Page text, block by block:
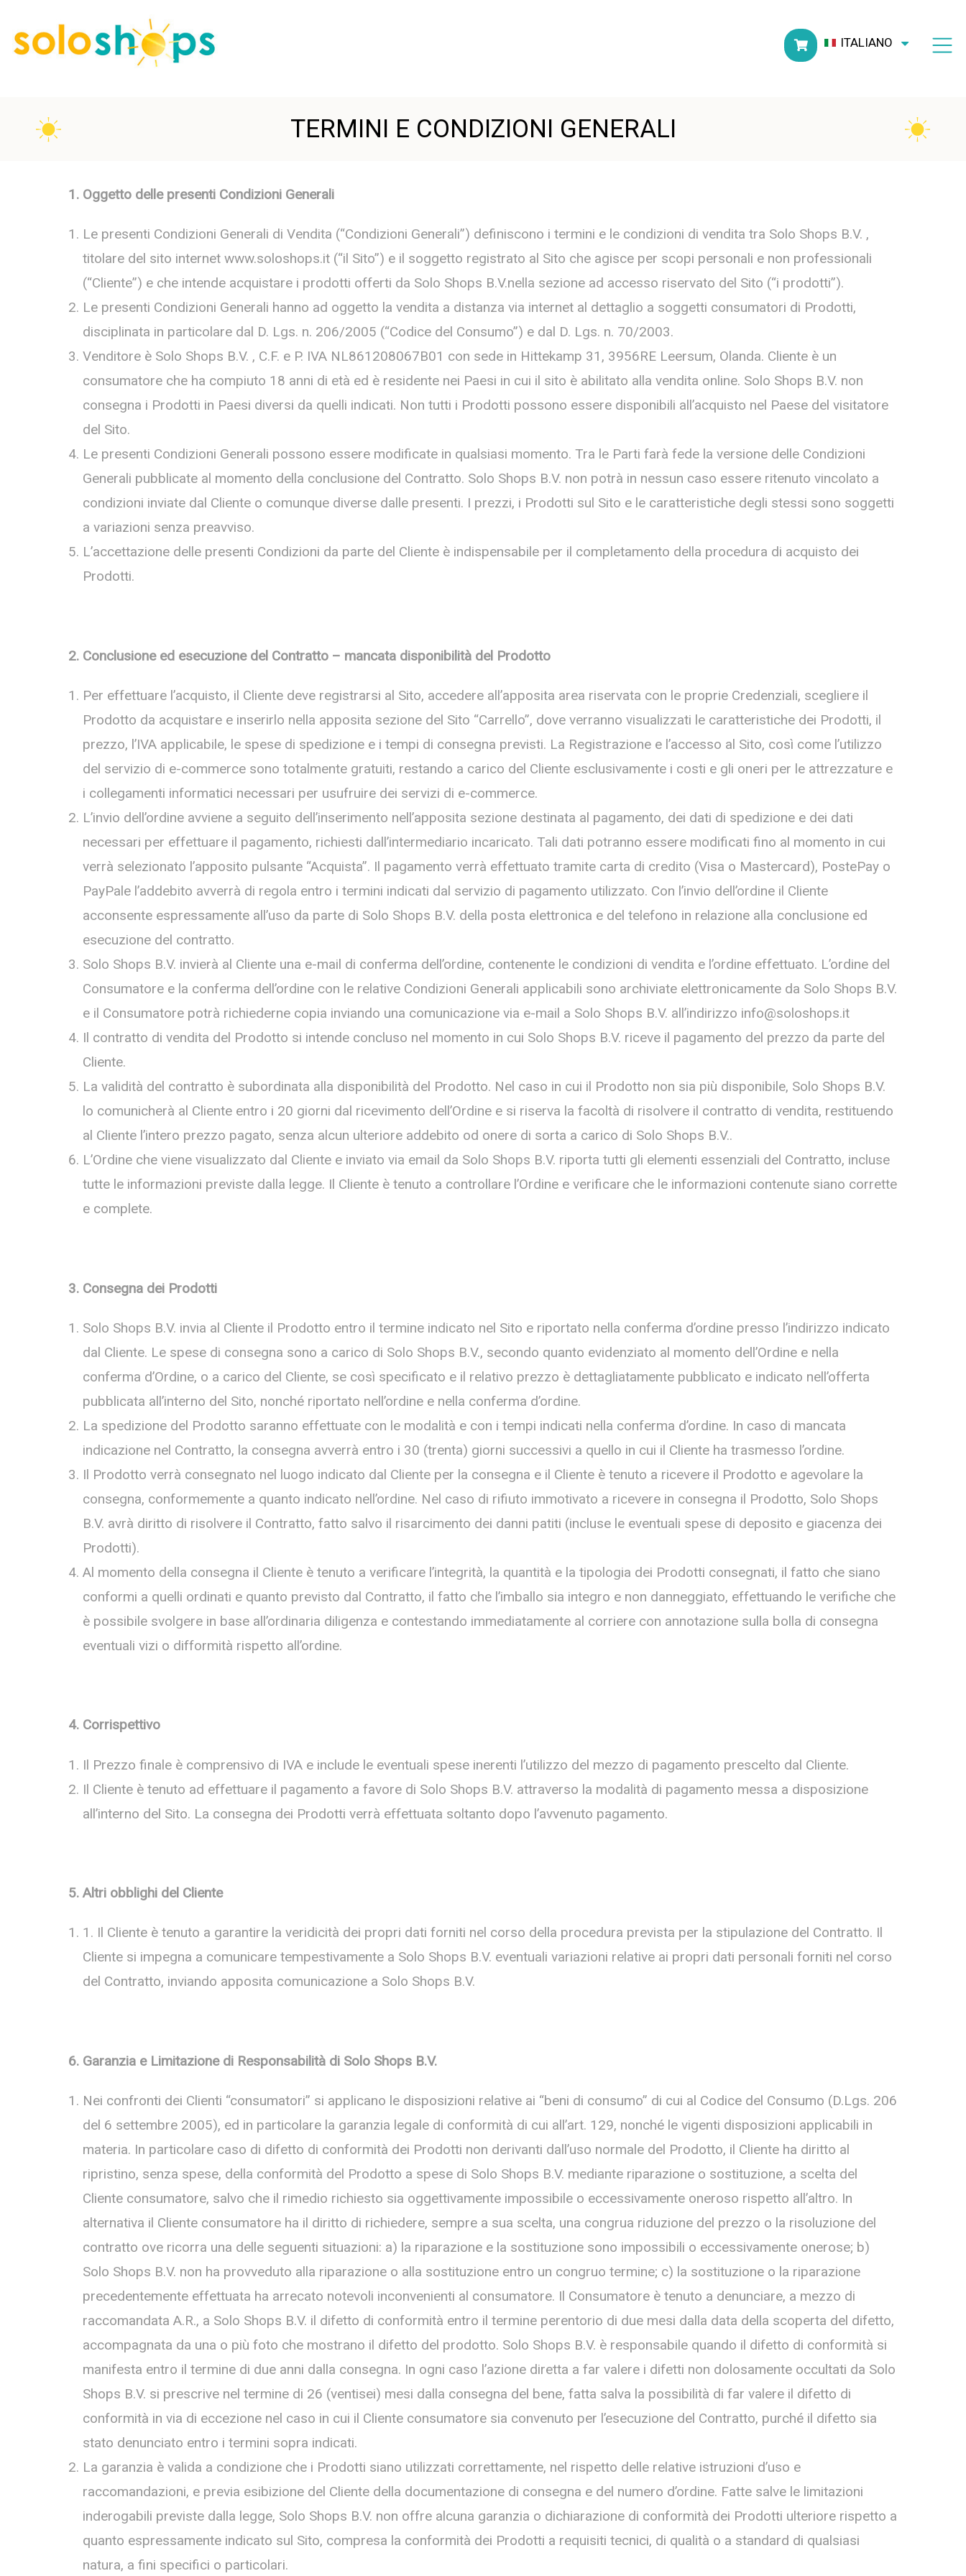
ITALIANO
TERMINI E CONDIZIONI GENERALI
1. Oggetto delle presenti Condizioni Generali
Le presenti Condizioni Generali di Vendita (“Condizioni Generali”) definiscono i termini e le condizioni di vendita tra Solo Shops B.V. ,
titolare del sito internet www.soloshops.it (“il Sito”) e il soggetto registrato al Sito che agisce per scopi personali e non professionali
(“Cliente”) e che intende acquistare i prodotti offerti da Solo Shops B.V.nella sezione ad accesso riservato del Sito (“i prodotti”).
Le presenti Condizioni Generali hanno ad oggetto la vendita a distanza via internet al dettaglio a soggetti consumatori di Prodotti,
disciplinata in particolare dal D. Lgs. n. 206/2005 (“Codice del Consumo”) e dal D. Lgs. n. 70/2003.
Venditore è Solo Shops B.V. , C.F. e P. IVA NL861208067B01 con sede in Hittekamp 31, 3956RE Leersum, Olanda. Cliente è un
consumatore che ha compiuto 18 anni di età ed è residente nei Paesi in cui il sito è abilitato alla vendita online. Solo Shops B.V. non
consegna i Prodotti in Paesi diversi da quelli indicati. Non tutti i Prodotti possono essere disponibili all’acquisto nel Paese del visitatore
del Sito.
Le presenti Condizioni Generali possono essere modificate in qualsiasi momento. Tra le Parti farà fede la versione delle Condizioni
Generali pubblicate al momento della conclusione del Contratto. Solo Shops B.V. non potrà in nessun caso essere ritenuto vincolato a
condizioni inviate dal Cliente o comunque diverse dalle presenti. I prezzi, i Prodotti sul Sito e le caratteristiche degli stessi sono soggetti
a variazioni senza preavviso.
L’accettazione delle presenti Condizioni da parte del Cliente è indispensabile per il completamento della procedura di acquisto dei
Prodotti.
2. Conclusione ed esecuzione del Contratto – mancata disponibilità del Prodotto
Per effettuare l’acquisto, il Cliente deve registrarsi al Sito, accedere all’apposita area riservata con le proprie Credenziali, scegliere il
Prodotto da acquistare e inserirlo nella apposita sezione del Sito “Carrello”, dove verranno visualizzati le caratteristiche dei Prodotti, il
prezzo, l’IVA applicabile, le spese di spedizione e i tempi di consegna previsti. La Registrazione e l’accesso al Sito, così come l’utilizzo
del servizio di e-commerce sono totalmente gratuiti, restando a carico del Cliente esclusivamente i costi e gli oneri per le attrezzature e
i collegamenti informatici necessari per usufruire dei servizi di e-commerce.
L’invio dell’ordine avviene a seguito dell’inserimento nell’apposita sezione destinata al pagamento, dei dati di spedizione e dei dati
necessari per effettuare il pagamento, richiesti dall’intermediario incaricato. Tali dati potranno essere modificati fino al momento in cui
verrà selezionato l’apposito pulsante “Acquista”. Il pagamento verrà effettuato tramite carta di credito (Visa o Mastercard), PostePay o
PayPale l’addebito avverrà di regola entro i termini indicati dal servizio di pagamento utilizzato. Con l’invio dell’ordine il Cliente
acconsente espressamente all’uso da parte di Solo Shops B.V. della posta elettronica e del telefono in relazione alla conclusione ed
esecuzione del contratto.
Solo Shops B.V. invierà al Cliente una e-mail di conferma dell’ordine, contenente le condizioni di vendita e l’ordine effettuato. L’ordine del
Consumatore e la conferma dell’ordine con le relative Condizioni Generali applicabili sono archiviate elettronicamente da Solo Shops B.V.
e il Consumatore potrà richiederne copia inviando una comunicazione via e-mail a Solo Shops B.V. all’indirizzo info@soloshops.it
Il contratto di vendita del Prodotto si intende concluso nel momento in cui Solo Shops B.V. riceve il pagamento del prezzo da parte del
Cliente.
La validità del contratto è subordinata alla disponibilità del Prodotto. Nel caso in cui il Prodotto non sia più disponibile, Solo Shops B.V.
lo comunicherà al Cliente entro i 20 giorni dal ricevimento dell’Ordine e si riserva la facoltà di risolvere il contratto di vendita, restituendo
al Cliente l’intero prezzo pagato, senza alcun ulteriore addebito od onere di sorta a carico di Solo Shops B.V..
L’Ordine che viene visualizzato dal Cliente e inviato via email da Solo Shops B.V. riporta tutti gli elementi essenziali del Contratto, incluse
tutte le informazioni previste dalla legge. Il Cliente è tenuto a controllare l’Ordine e verificare che le informazioni contenute siano corrette
e complete.
3. Consegna dei Prodotti
Solo Shops B.V. invia al Cliente il Prodotto entro il termine indicato nel Sito e riportato nella conferma d’ordine presso l’indirizzo indicato
dal Cliente. Le spese di consegna sono a carico di Solo Shops B.V., secondo quanto evidenziato al momento dell’Ordine e nella
conferma d’Ordine, o a carico del Cliente, se così specificato e il relativo prezzo è dettagliatamente pubblicato e indicato nell’offerta
pubblicata all’interno del Sito, nonché riportato nell’ordine e nella conferma d’ordine.
La spedizione del Prodotto saranno effettuate con le modalità e con i tempi indicati nella conferma d’ordine. In caso di mancata
indicazione nel Contratto, la consegna avverrà entro i 30 (trenta) giorni successivi a quello in cui il Cliente ha trasmesso l’ordine.
Il Prodotto verrà consegnato nel luogo indicato dal Cliente per la consegna e il Cliente è tenuto a ricevere il Prodotto e agevolare la
consegna, conformemente a quanto indicato nell’ordine. Nel caso di rifiuto immotivato a ricevere in consegna il Prodotto, Solo Shops
B.V. avrà diritto di risolvere il Contratto, fatto salvo il risarcimento dei danni patiti (incluse le eventuali spese di deposito e giacenza dei
Prodotti).
Al momento della consegna il Cliente è tenuto a verificare l’integrità, la quantità e la tipologia dei Prodotti consegnati, il fatto che siano
conformi a quelli ordinati e quanto previsto dal Contratto, il fatto che l’imballo sia integro e non danneggiato, effettuando le verifiche che
è possibile svolgere in base all’ordinaria diligenza e contestando immediatamente al corriere con annotazione sulla bolla di consegna
eventuali vizi o difformità rispetto all’ordine.
4. Corrispettivo
Il Prezzo finale è comprensivo di IVA e include le eventuali spese inerenti l’utilizzo del mezzo di pagamento prescelto dal Cliente.
Il Cliente è tenuto ad effettuare il pagamento a favore di Solo Shops B.V. attraverso la modalità di pagamento messa a disposizione
all’interno del Sito. La consegna dei Prodotti verrà effettuata soltanto dopo l’avvenuto pagamento.
5. Altri obblighi del Cliente
1. Il Cliente è tenuto a garantire la veridicità dei propri dati forniti nel corso della procedura prevista per la stipulazione del Contratto. Il
Cliente si impegna a comunicare tempestivamente a Solo Shops B.V. eventuali variazioni relative ai propri dati personali forniti nel corso
del Contratto, inviando apposita comunicazione a Solo Shops B.V.
6. Garanzia e Limitazione di Responsabilità diSolo Shops B.V.
Nei confronti dei Clienti “consumatori” si applicano le disposizioni relative ai “beni di consumo” di cui al Codice del Consumo (D.Lgs. 206
del 6 settembre 2005), ed in particolare la garanzia legale di conformità di cui all’art. 129, nonché le vigenti disposizioni applicabili in
materia. In particolare caso di difetto di conformità dei Prodotti non derivanti dall’uso normale del Prodotto, il Cliente ha diritto al
ripristino, senza spese, della conformità del Prodotto a spese di Solo Shops B.V. mediante riparazione o sostituzione, a scelta del
Cliente consumatore, salvo che il rimedio richiesto sia oggettivamente impossibile o eccessivamente oneroso rispetto all’altro. In
alternativa il Cliente consumatore ha il diritto di richiedere, sempre a sua scelta, una congrua riduzione del prezzo o la risoluzione del
contratto ove ricorra una delle seguenti situazioni: a) la riparazione e la sostituzione sono impossibili o eccessivamente onerose; b)
Solo Shops B.V. non ha provveduto alla riparazione o alla sostituzione entro un congruo termine; c) la sostituzione o la riparazione
precedentemente effettuata ha arrecato notevoli inconvenienti al consumatore. Il Consumatore è tenuto a denunciare, a mezzo di
raccomandata A.R., a Solo Shops B.V. il difetto di conformità entro il termine perentorio di due mesi dalla data della scoperta del difetto,
accompagnata da una o più foto che mostrano il difetto del prodotto. Solo Shops B.V. è responsabile quando il difetto di conformità si
manifesta entro il termine di due anni dalla consegna. In ogni caso l’azione diretta a far valere i difetti non dolosamente occultati da Solo
Shops B.V. si prescrive nel termine di 26 (ventisei) mesi dalla consegna del bene, fatta salva la possibilità di far valere il difetto di
conformità in via di eccezione nel caso in cui il Cliente consumatore sia convenuto per l’esecuzione del Contratto, purché il difetto sia
stato denunciato entro i termini sopra indicati.
La garanzia è valida a condizione che i Prodotti siano utilizzati correttamente, nel rispetto delle relative istruzioni d’uso e
raccomandazioni, e previa esibizione del Cliente della documentazione di consegna e del numero d’ordine. Fatte salve le limitazioni
inderogabili previste dalla legge, Solo Shops B.V. non offre alcuna garanzia o dichiarazione di conformità dei Prodotti ulteriore rispetto a
quanto espressamente indicato sul Sito, compresa la conformità dei Prodotti a requisiti tecnici, di qualità o a standard di qualsiasi
natura, a fini specifici o particolari.